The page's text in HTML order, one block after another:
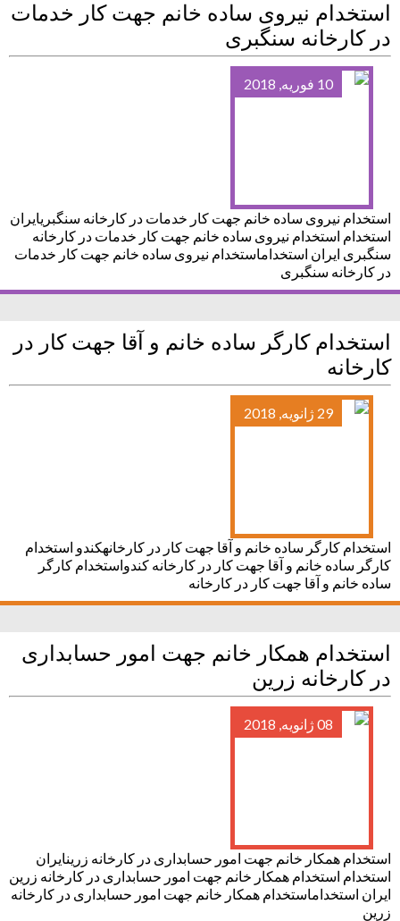
استخدام نیروی ساده خانم جهت کار خدمات
در کارخانه سنگبری
10 فوریه, 2018
استخدام نیروی ساده خانم جهت کار خدمات در کارخانه سنگبریایران
استخدام استخدام نیروی ساده خانم جهت کار خدمات در کارخانه
سنگبری ایران استخداماستخدام نیروی ساده خانم جهت کار خدمات
در کارخانه سنگبری
استخدام کارگر ساده خانم و آقا جهت کار در
کارخانه
29 ژانویه, 2018
استخدام کارگر ساده خانم و آقا جهت کار در کارخانهکندو استخدام
کارگر ساده خانم و آقا جهت کار در کارخانه کندواستخدام کارگر
ساده خانم و آقا جهت کار در کارخانه
استخدام همکار خانم جهت امور حسابداری
در کارخانه زرین
08 ژانویه, 2018
استخدام همکار خانم جهت امور حسابداری در کارخانه زرینایران
استخدام استخدام همکار خانم جهت امور حسابداری در کارخانه زرین
ایران استخداماستخدام همکار خانم جهت امور حسابداری در کارخانه
زرین